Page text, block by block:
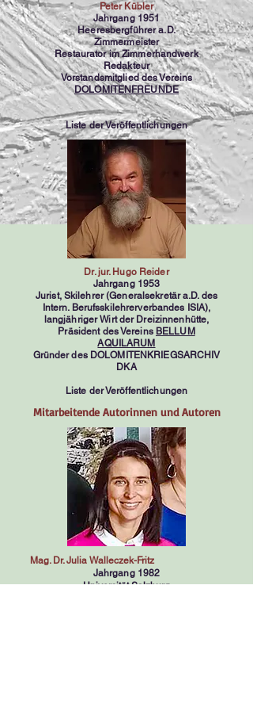
Peter Kübler
Jahrgang 1951
Heeresbergführer a.D.
Zimmermeister
Restaurator im Zimmerhandwerk
Redakteur
Vorstandsmitglied des Vereins
DOLOMITENFREUNDE
Liste der Veröffentlichungen
Dr. jur. Hugo Reider
Jahrgang 1953
Jurist, Skilehrer (Generalsekretär a.D. des
Intern. Berufsskilehrerverbandes ISIA),
langjähriger Wirt der Dreizinnenhütte,
Präsident des Vereins BELLUM
AQUILARUM
Gründer des DOLOMITENKRIEGSARCHIV
DKA
Liste der Veröffentlichungen
Mitarbeitende Autorinnen und Autoren
Mag. Dr. Julia Walleczek-Fritz
Jahrgang 1982
Universität Salzburg​